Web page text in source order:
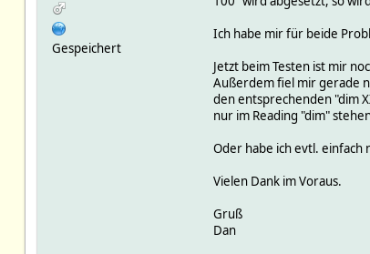
Gespeichert
Ich habe mir für beide
Jetzt beim Testen ist mir
Außerdem fiel mir gerade
den entsprechenden "dim
nur im Reading "dim"
Oder habe ich evtl.
Vielen Dank im Voraus.
Gruß
Dan